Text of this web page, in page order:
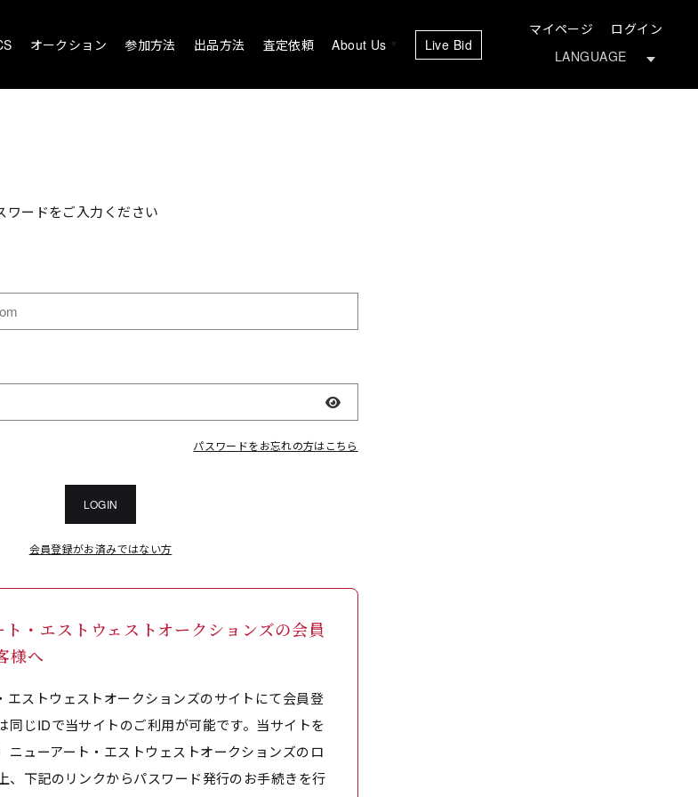
オークション 参加方法 出品方法 査定依頼 About Us Live Bid
マイページ ログイン
ワードをご入力ください
表示
パスワードをお忘れの方はこちら
LOGIN
会員登録がお済みではない方
ト・エストウェストオークションズの会員
様へ
エストウェストオークションズのサイトにて会員登
同じIDで当サイトのご利用が可能です。当サイトを
ニューアート・エストウェストオークションズのロ
、下記のリンクからパスワード発行のお手続きを行